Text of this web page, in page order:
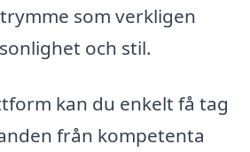
som verkligen
och stil.
kan du enkelt få tag
från kompetenta